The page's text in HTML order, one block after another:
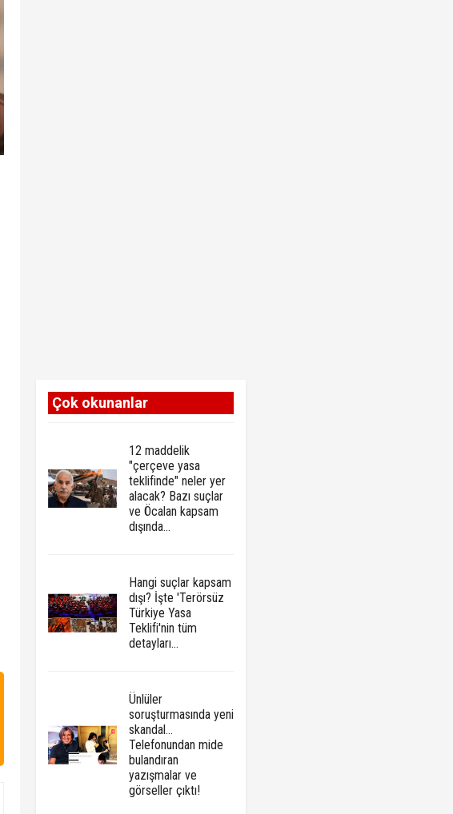
Çok okunanlar
12 maddelik
"çerçeve yasa
teklifinde" neler yer
alacak? Bazı suçlar
ve Öcalan kapsam
dışında…
Hangi suçlar kapsam
dışı? İşte 'Terörsüz
Türkiye Yasa
Teklifi'nin tüm
detayları...
Ünlüler
soruşturmasında yeni
skandal...
Telefonundan mide
bulandıran
yazışmalar ve
görseller çıktı!